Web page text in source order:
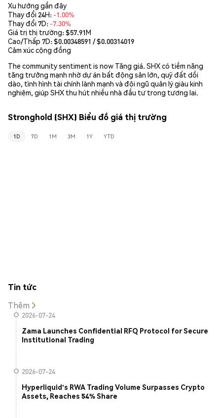
Xu hướng gần đây
Thay đổi 24H: -1.00%
Thay đổi 7D: -7.30%
Giá trị thị trường:$57.91M
Cao/Thấp 7D: $0.00348591 / $0.00314019
Cảm xúc cộng đồng
The community sentiment is now Tăng giá. SHX có tiềm năng
tăng trưởng mạnh nhờ dự án bất động sản lớn, quỹ đất dồi
dào, tình hình tài chính lành mạnh và đội ngũ quản lý giàu kinh
nghiệm, giúp SHX thu hút nhiều nhà đầu tư trong tương lai.
Stronghold (SHX) Biểu đồ giá thị trường
1D 7D 1M 3M 1Y YTD
Tin tức
Thêm
2026-07-24
Zama Launches Confidential RFQ Protocol for Secure
Institutional Trading
2026-07-24
Hyperliquid's RWA Trading Volume Surpasses Crypto
Assets, Reaches 54% Share